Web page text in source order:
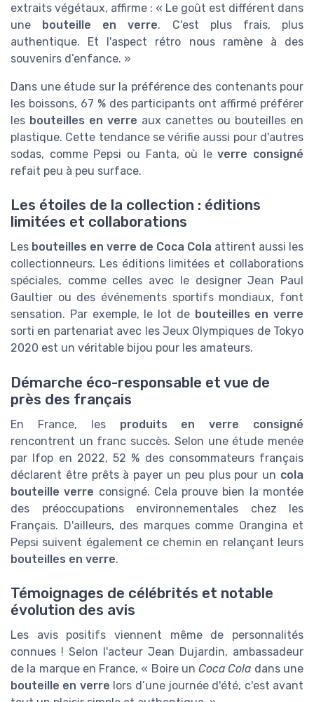
extraits végétaux, affirme : « Le goût est différent dans
une bouteille en verre. C'est plus frais, plus
authentique. Et l'aspect rétro nous ramène à des
souvenirs d’enfance. »
Dans une étude sur la préférence des contenants pour
les boissons, 67 % des participants ont affirmé préférer
les bouteilles en verre aux canettes ou bouteilles en
plastique. Cette tendance se vérifie aussi pour d'autres
sodas, comme Pepsi ou Fanta, où leverre consigné
refait peu à peu surface.
Les étoiles de la collection : éditions
limitées et collaborations
Les bouteilles en verre de Coca Cola attirent aussi les
collectionneurs. Les éditions limitées et collaborations
spéciales, comme celles avec le designer Jean Paul
Gaultier ou des événements sportifs mondiaux, font
sensation. Par exemple, le lot de bouteilles en verre
sorti en partenariat avec les Jeux Olympiques de Tokyo
2020 est un véritable bijou pour les amateurs.
Démarche éco-responsable et vue de
près des français
En France, les produits en verre consigné
rencontrent un franc succès. Selon une étude menée
par Ifop en 2022, 52 % des consommateurs français
déclarent être prêts à payer un peu plus pour un cola
bouteille verre consigné. Cela prouve bien la montée
des préoccupations environnementales chez les
Français. D'ailleurs, des marques comme Orangina et
Pepsi suivent également ce chemin en relançant leurs
bouteilles en verre.
Témoignages de célébrités et notable
évolution des avis
Les avis positifs viennent même de personnalités
connues ! Selon l'acteur Jean Dujardin, ambassadeur
de la marque en France, « Boire unCoca Cola dans une
bouteille en verre lors d’une journée d'été, c'est avant